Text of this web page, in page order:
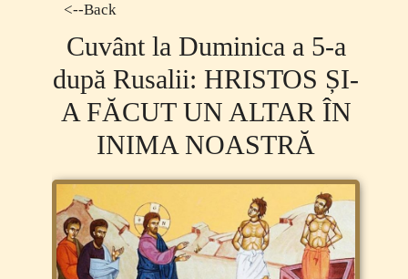
<--Back
Cuvânt la Duminica a 5-a
după Rusalii: HRISTOS ȘI-
A FĂCUT UN ALTAR ÎN
INIMA NOASTRĂ